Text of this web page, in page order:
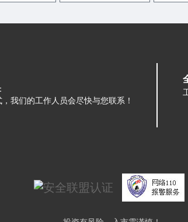
我们的工作人员会尽快与您联系！